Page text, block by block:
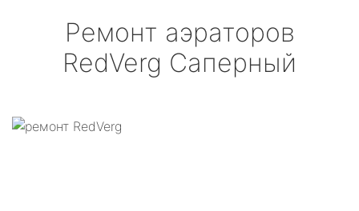
Ремонт аэраторов
RedVerg Саперный